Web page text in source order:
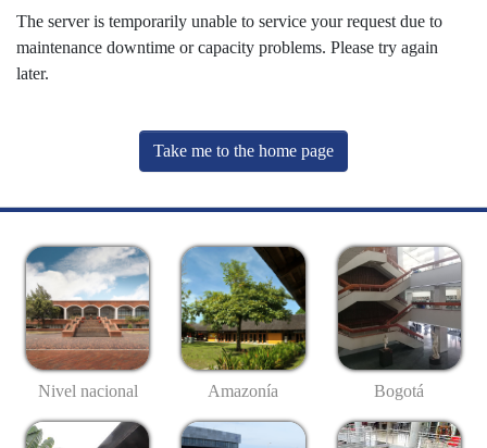
The server is temporarily unable to service your request due to
maintenance downtime or capacity problems. Please try again
later.
Take me to the home page
Nivel nacional Amazonía Bogotá